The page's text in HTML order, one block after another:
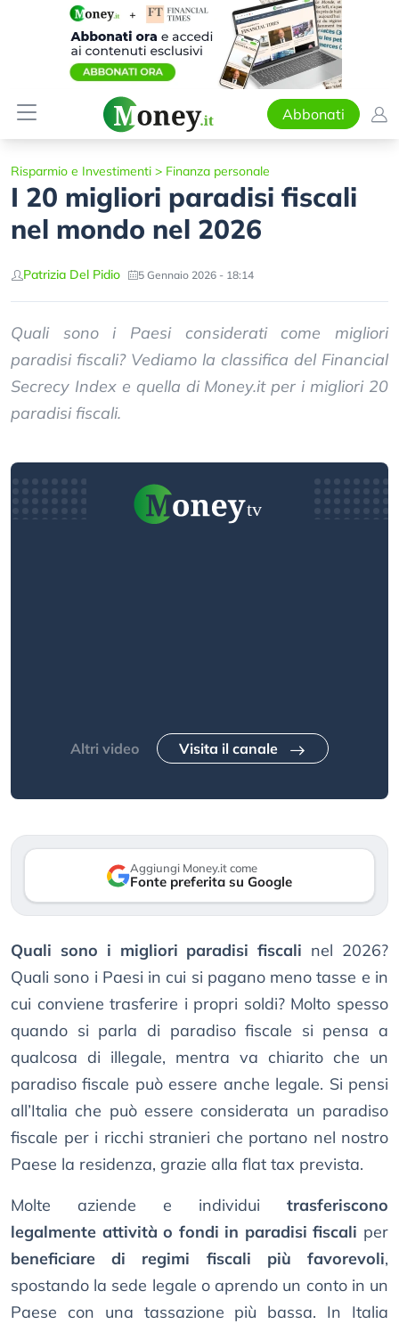
Abbonati
Risparmio e Investimenti > Finanza personale
I 20 migliori paradisi fiscali
nel mondo nel 2026
Patrizia Del Pidio 5 Gennaio 2026 - 18:14
Quali sono i Paesi considerati come migliori
paradisi fiscali? Vediamo la classifica del Financial
Secrecy Index e quella di Money.it per i migliori 20
paradisi fiscali.
Altri video Visita il canale
Aggiungi Money.it come
Fonte preferita su Google
Quali sono i migliori paradisi fiscali nel 2026?
Quali sono i Paesi in cui si pagano meno tasse e in
cui conviene trasferire i propri soldi? Molto spesso
quando si parla di paradiso fiscale si pensa a
qualcosa di illegale, mentra va chiarito che un
paradiso fiscale può essere anche legale. Si pensi
all’Italia che può essere considerata un paradiso
fiscale per i ricchi stranieri che portano nel nostro
Paese la residenza, grazie alla flat tax prevista.
Molte aziende e individui trasferiscono
legalmente attività o fondi in paradisi fiscali per
beneficiare di regimi fiscali più favorevoli,
spostando la sede legale o aprendo un conto in un
Paese con una tassazione più bassa. In Italia